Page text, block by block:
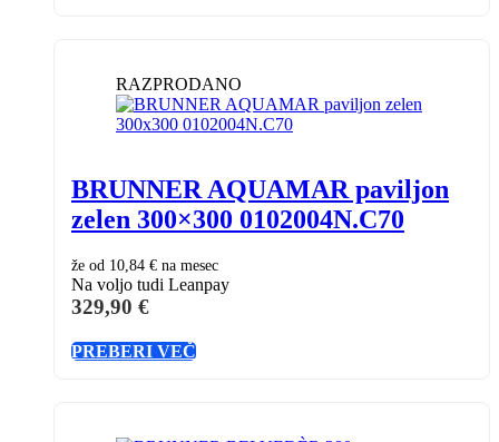
RAZPRODANO
BRUNNER AQUAMAR paviljon
zelen 300×300 0102004N.C70
že od 10,84 € na mesec
Na voljo tudi Leanpay
329,90 €
PREBERI VEČ